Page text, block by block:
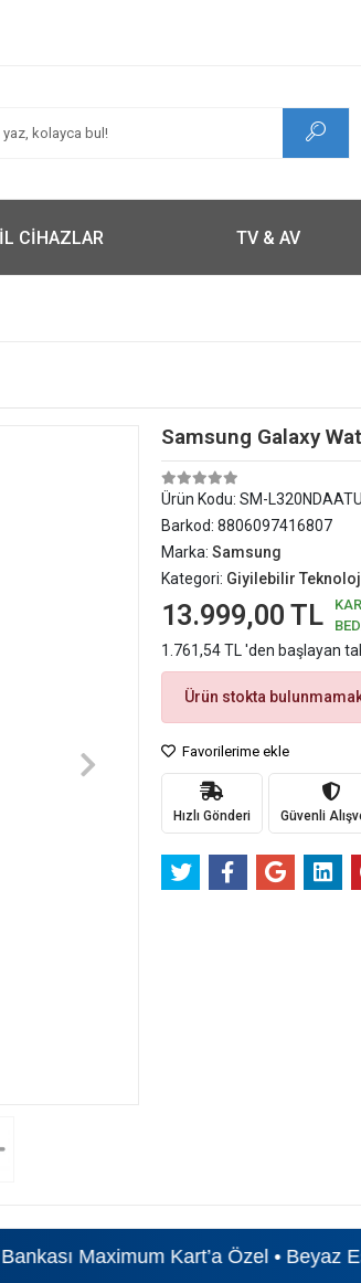
CİHAZLAR TV & AV
Samsung Galaxy
Ürün Kodu: SM-
Barkod: 8806097416807
Marka: Samsung
Kategori: Giyilebilir
13.999,00 TL
1.761,54 TL 'den başlayan
Ürün stokta
Favorilerime ekle
Hızlı Gönderi Güvenli
Maximum Kart’a Özel • Beyaz Eşyada